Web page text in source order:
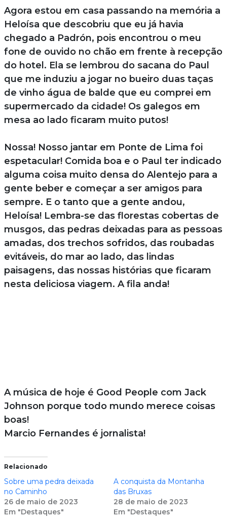
Agora estou em casa passando na memória a
Heloísa que descobriu que eu já havia
chegado a Padrón, pois encontrou o meu
fone de ouvido no chão em frente à recepção
do hotel. Ela se lembrou do sacana do Paul
que me induziu a jogar no bueiro duas taças
de vinho água de balde que eu comprei em
supermercado da cidade! Os galegos em
mesa ao lado ficaram muito putos!
Nossa! Nosso jantar em Ponte de Lima foi
espetacular! Comida boa e o Paul ter indicado
alguma coisa muito densa do Alentejo para a
gente beber e começar a ser amigos para
sempre. E o tanto que a gente andou,
Heloísa! Lembra-se das florestas cobertas de
musgos, das pedras deixadas para as pessoas
amadas, dos trechos sofridos, das roubadas
evitáveis, do mar ao lado, das lindas
paisagens, das nossas histórias que ficaram
nesta deliciosa viagem. A fila anda!
A música de hoje é Good People com Jack
Johnson porque todo mundo merece coisas
boas!
Marcio Fernandes é jornalista!
Relacionado
Sobre uma pedra deixada
no Caminho
26 de maio de 2023
Em "Destaques"
A conquista da Montanha
das Bruxas
28 de maio de 2023
Em "Destaques"